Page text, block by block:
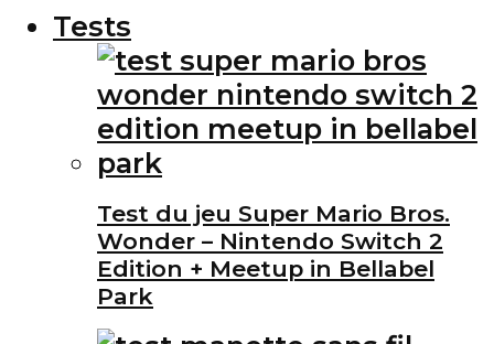
Tests
Test du jeu Super Mario Bros.
Wonder – Nintendo Switch 2
Edition + Meetup in Bellabel
Park